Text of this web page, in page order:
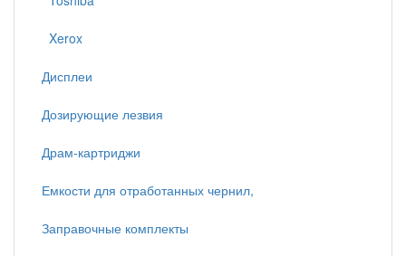
Xerox
Дисплеи
Дозирующие лезвия
Драм-картриджи
Емкости для отработанных чернил,
Заправочные комплекты